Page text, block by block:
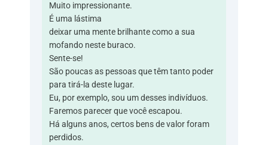
Muito impressionante.
É uma lástima
deixar uma mente brilhante como a sua
mofando neste buraco.
Sente-se!
São poucas as pessoas que têm tanto poder
para tirá-la deste lugar.
Eu, por exemplo, sou um desses indivíduos.
Faremos parecer que você escapou.
Há alguns anos, certos bens de valor foram
perdidos.